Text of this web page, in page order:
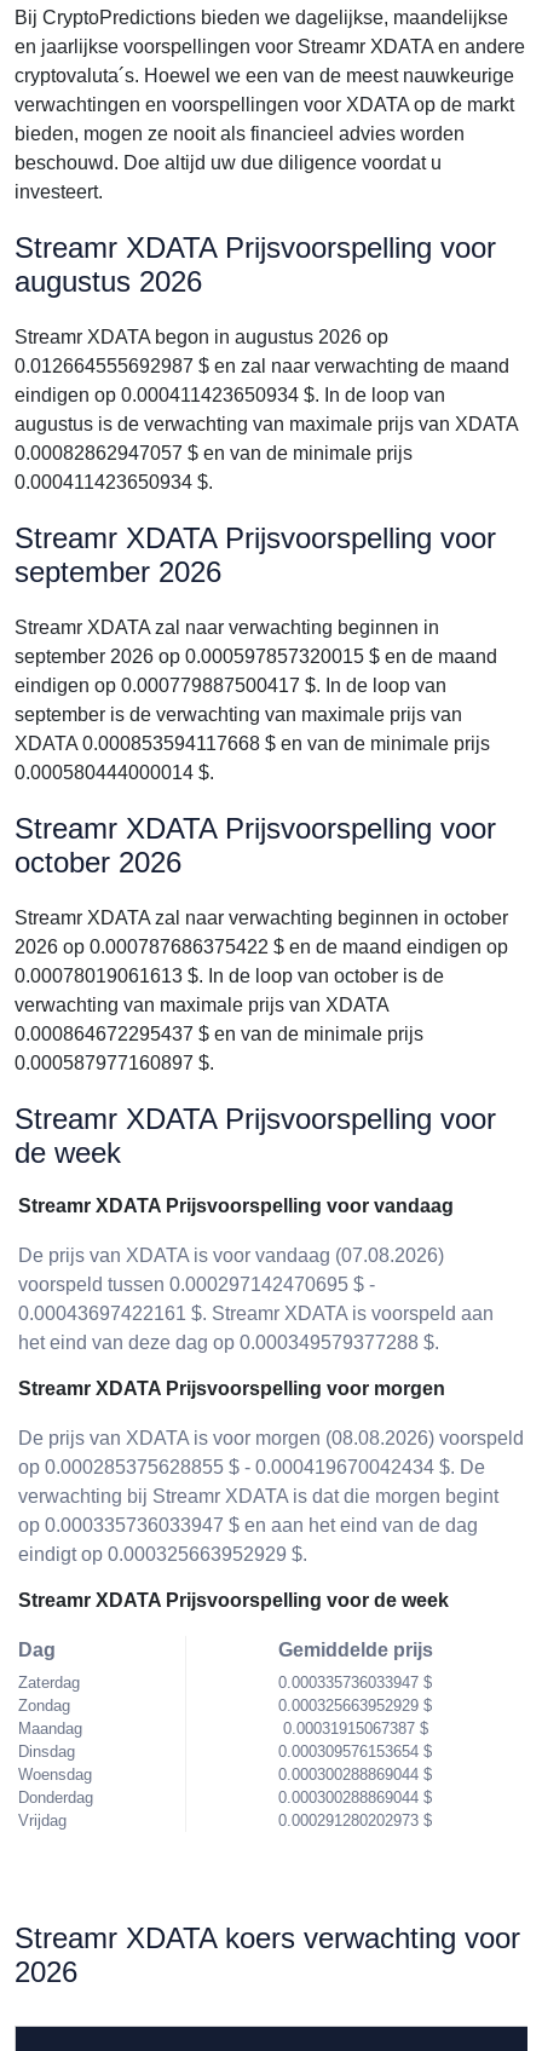
Bij CryptoPredictions bieden we dagelijkse, maandelijkse
en jaarlijkse voorspellingen voor Streamr XDATA en andere
cryptovaluta´s. Hoewel we een van de meest nauwkeurige
verwachtingen en voorspellingen voor XDATA op de markt
bieden, mogen ze nooit als financieel advies worden
beschouwd. Doe altijd uw due diligence voordat u
investeert.
Streamr XDATA Prijsvoorspelling voor
augustus 2026
Streamr XDATA begon in augustus 2026 op
0.012664555692987 $ en zal naar verwachting de maand
eindigen op 0.000411423650934 $. In de loop van
augustus is de verwachting van maximale prijs van XDATA
0.00082862947057 $ en van de minimale prijs
0.000411423650934 $.
Streamr XDATA Prijsvoorspelling voor
september 2026
Streamr XDATA zal naar verwachting beginnen in
september 2026 op 0.000597857320015 $ en de maand
eindigen op 0.000779887500417 $. In de loop van
september is de verwachting van maximale prijs van
XDATA 0.000853594117668 $ en van de minimale prijs
0.000580444000014 $.
Streamr XDATA Prijsvoorspelling voor
october 2026
Streamr XDATA zal naar verwachting beginnen in october
2026 op 0.000787686375422 $ en de maand eindigen op
0.00078019061613 $. In de loop van october is de
verwachting van maximale prijs van XDATA
0.000864672295437 $ en van de minimale prijs
0.000587977160897 $.
Streamr XDATA Prijsvoorspelling voor
de week
Streamr XDATA Prijsvoorspelling voor vandaag
De prijs van XDATA is voor vandaag (07.08.2026)
voorspeld tussen 0.000297142470695 $ -
0.00043697422161 $. Streamr XDATA is voorspeld aan
het eind van deze dag op 0.000349579377288 $.
Streamr XDATA Prijsvoorspelling voor morgen
De prijs van XDATA is voor morgen (08.08.2026) voorspeld
op 0.000285375628855 $ - 0.000419670042434 $. De
verwachting bij Streamr XDATA is dat die morgen begint
op 0.000335736033947 $ en aan het eind van de dag
eindigt op 0.000325663952929 $.
Streamr XDATA Prijsvoorspelling voor de week
Dag
Zaterdag
Zondag
Maandag
Dinsdag
Woensdag
Donderdag
Vrijdag
Gemiddelde prijs
0.000335736033947 $
0.000325663952929 $
0.00031915067387 $
0.000309576153654 $
0.000300288869044 $
0.000300288869044 $
0.000291280202973 $
Streamr XDATA koers verwachting voor
2026